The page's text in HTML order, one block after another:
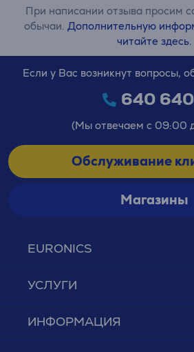
При написании отзыва просим
обычаи. Дополнительную
читайте здесь.
EURONICS
УСЛУГИ
ИНФОРМАЦИЯ
Если у Вас возникнут вопросы,
640
(Мы отвечаем с 09:00
Обслуживание
Магазины